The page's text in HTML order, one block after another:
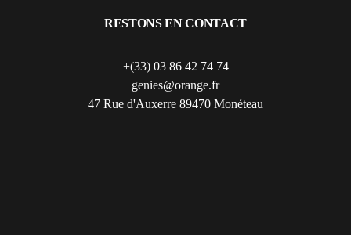
RESTONS EN CONTACT
+(33) 03 86 42 74 74
genies@orange.fr
47 Rue d'Auxerre 89470 Monéteau